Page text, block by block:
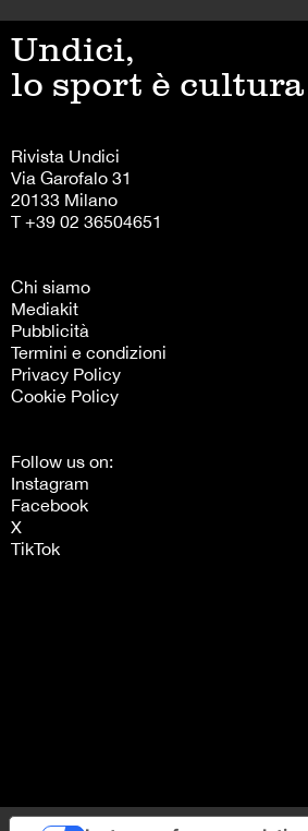
Undici,
lo sport è cultura
Rivista Undici
Via Garofalo 31
20133 Milano
T +39 02 36504651
Chi siamo
Mediakit
Pubblicità
Termini e condizioni
Privacy Policy
Cookie Policy
Follow us on:
Instagram
Facebook
X
TikTok